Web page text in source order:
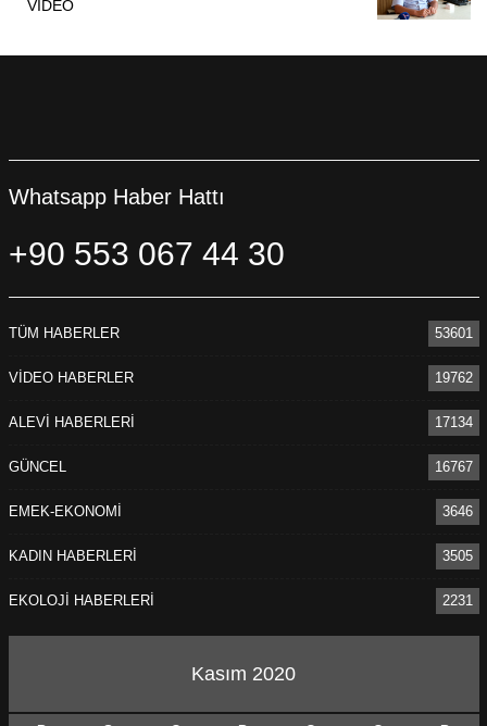
VİDEO
Whatsapp Haber Hattı
+90 553 067 44 30
TÜM HABERLER 53601
VİDEO HABERLER 19762
ALEVİ HABERLERİ 17134
GÜNCEL 16767
EMEK-EKONOMİ 3646
KADIN HABERLERİ 3505
EKOLOJİ HABERLERİ 2231
Kasım 2020